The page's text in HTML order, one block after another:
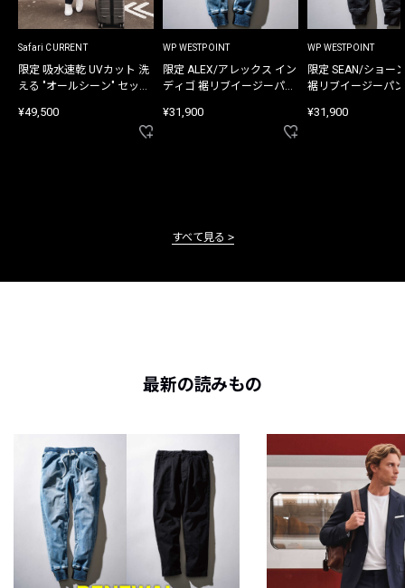
Safari CURRENT
限定 吸水速乾 UVカット 洗
える "オールシーン" セット
¥49,500
WP WESTPOINT
限定 ALEX/アレックス イン
ディゴ 裾リブイージーパン
¥31,900
WP WESTPOINT
限定 SEAN/ショー
裾リブイージーパ
¥31,900
すべて見る
最新の読みもの